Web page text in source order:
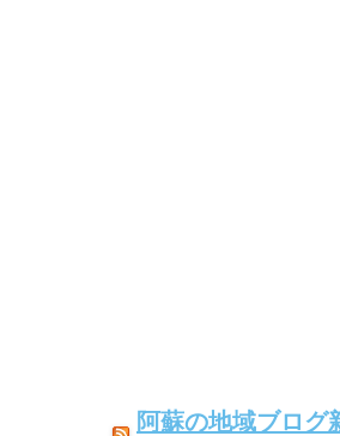
阿蘇の地域ブログ